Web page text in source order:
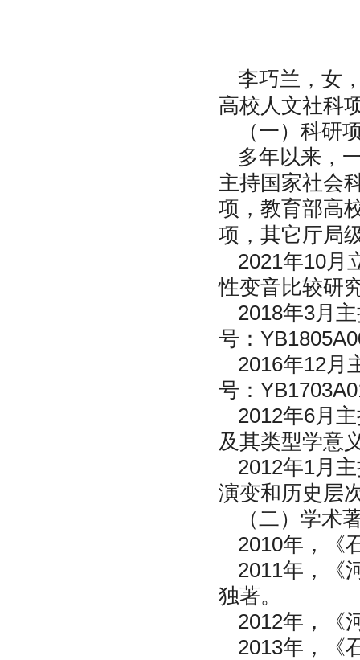
李巧兰，女
高校人文社科
（一）科研
多年以来，
主持国家社会
项，教育部高
项，其它厅局
2021年10月
性变音比较研
2018年3月
号：
2016年12月
号：
2012年6月
及其类型学意
2012年1月
演变和历史层
（二）学术
2010年，《
2011年，《
独著。
2012年，《
2013年，《